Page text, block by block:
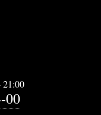
00